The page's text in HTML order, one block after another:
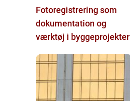
Fotoregistrering som
dokumentation og
værktøj i byggeprojekter